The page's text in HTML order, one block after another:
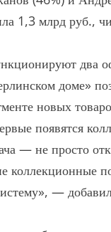
1,3 млрд руб.,
два
доме»
новых
появятся
— не просто
коллекционные
—